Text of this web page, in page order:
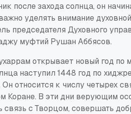
после захода солнца, он
уделять внимание
председателя Духовного
муфтий Рушан Аббясов.
открывает новый год по
наступил 1448 год по
Он относится к числу четырех
Коране. В эти дни верующим
связь с Творцом, совершать